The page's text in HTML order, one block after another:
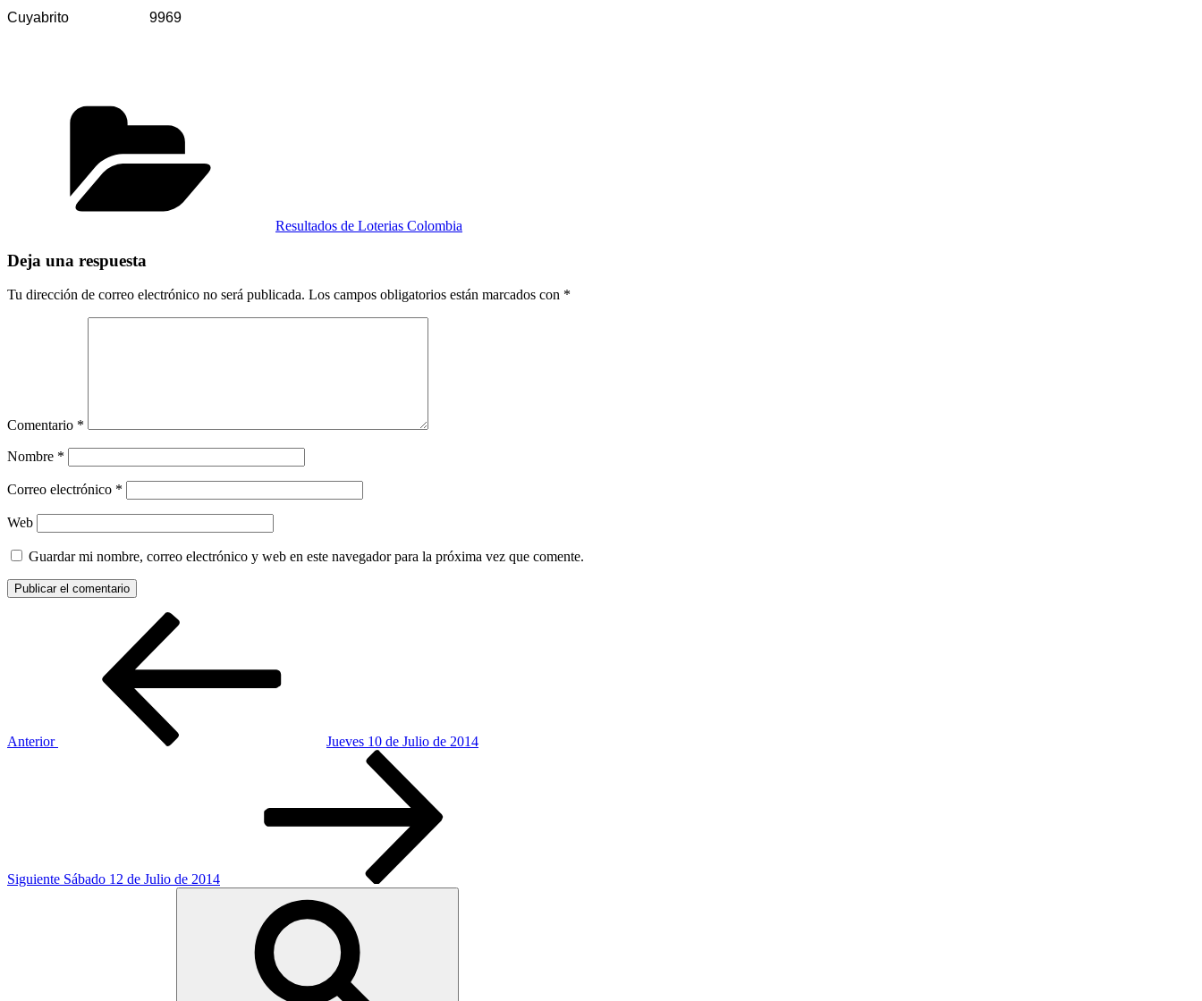
Cuyabrito
9969
Resultados de Loterias Colombia
Deja una respuesta
Tu dirección de correo electrónico no será publicada. Los campos obligatorios están marcados con *
Comentario *
Nombre *
Correo electrónico *
Web
Guardar mi nombre, correo electrónico y web en este navegador para la próxima vez que comente.
Anterior
Jueves 10 de Julio de 2014
Siguiente Sábado 12 de Julio de 2014